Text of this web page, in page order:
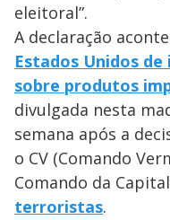
eleitoral”.
A declaração
Estados Unidos
sobre produtos
divulgada nesta
semana após a
o CV (Comando
Comando da
terroristas.